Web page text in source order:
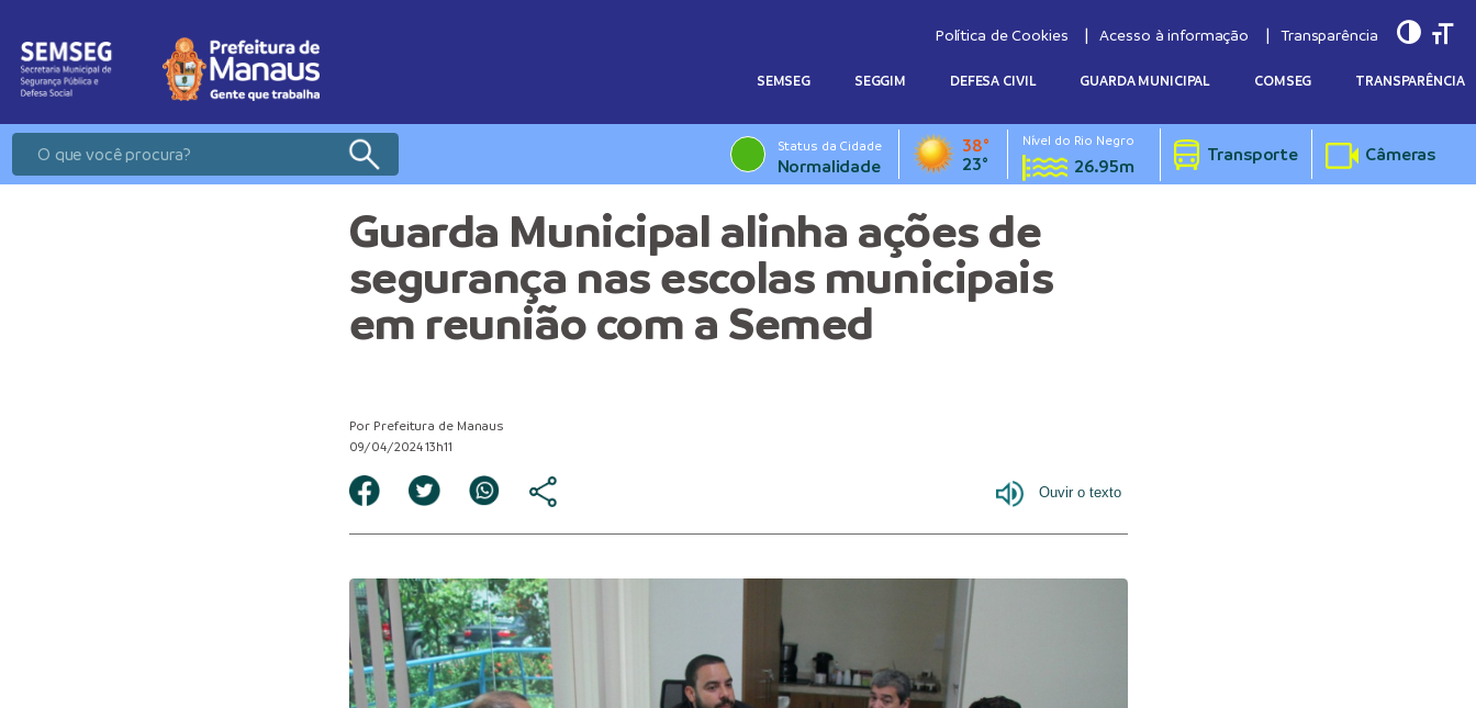
Política de Cookies Acesso à informação Transparência
SEMSEG SEGGIM DEFESA CIVIL GUARDA MUNICIPAL COMSEG TRANSPARÊNCIA
Status da Cidade
Normalidade
38°
23°
Nível do Rio Negro
26.95m Transporte Câmeras
Guarda Municipal alinha ações de
segurança nas escolas municipais
em reunião com a Semed
Por Prefeitura de Manaus
09/04/2024 13h11